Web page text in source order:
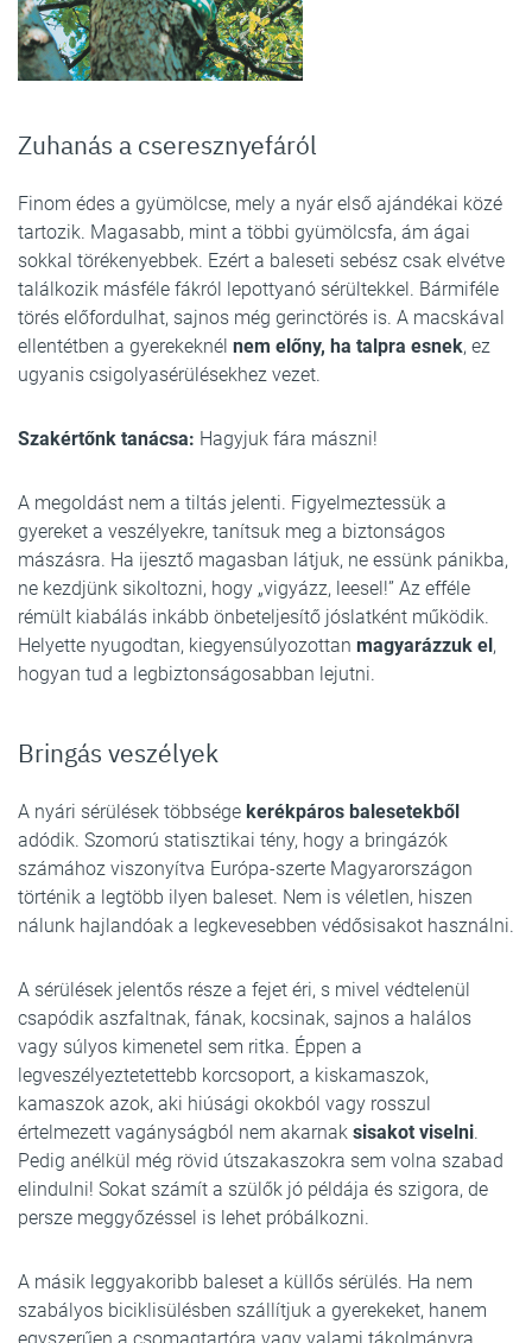
Zuhanás a cseresznyefáról
Finom édes a gyümölcse, mely a nyár első ajándékai közé
tartozik. Magasabb, mint a többi gyümölcsfa, ám ágai
sokkal törékenyebbek. Ezért a baleseti sebész csak elvétve
találkozik másféle fákról lepottyanó sérültekkel. Bármiféle
törés előfordulhat, sajnos még gerinctörés is. A macskával
ellentétben a gyerekeknél nem előny, ha talpra esnek, ez
ugyanis csigolyasérülésekhez vezet.
Szakértőnk tanácsa: Hagyjuk fára mászni!
A megoldást nem a tiltás jelenti. Figyelmeztessük a
gyereket a veszélyekre, tanítsuk meg a biztonságos
mászásra. Ha ijesztő magasban látjuk, ne essünk pánikba,
ne kezdjünk sikoltozni, hogy „vigyázz, leesel!” Az efféle
rémült kiabálás inkább önbeteljesítő jóslatként működik.
Helyette nyugodtan, kiegyensúlyozottan magyarázzuk el,
hogyan tud a legbiztonságosabban lejutni.
Bringás veszélyek
A nyári sérülések többsége kerékpáros balesetekből
adódik. Szomorú statisztikai tény, hogy a bringázók
számához viszonyítva Európa-szerte Magyarországon
történik a legtöbb ilyen baleset. Nem is véletlen, hiszen
nálunk hajlandóak a legkevesebben védősisakot használni.
A sérülések jelentős része a fejet éri, s mivel védtelenül
csapódik aszfaltnak, fának, kocsinak, sajnos a halálos
vagy súlyos kimenetel sem ritka. Éppen a
legveszélyeztetettebb korcsoport, a kiskamaszok,
kamaszok azok, aki hiúsági okokból vagy rosszul
értelmezett vagányságból nem akarnak sisakot viselni.
Pedig anélkül még rövid útszakaszokra sem volna szabad
elindulni! Sokat számít a szülők jó példája és szigora, de
persze meggyőzéssel is lehet próbálkozni.
A másik leggyakoribb baleset a küllős sérülés. Ha nem
szabályos biciklisülésben szállítjuk a gyerekeket, hanem